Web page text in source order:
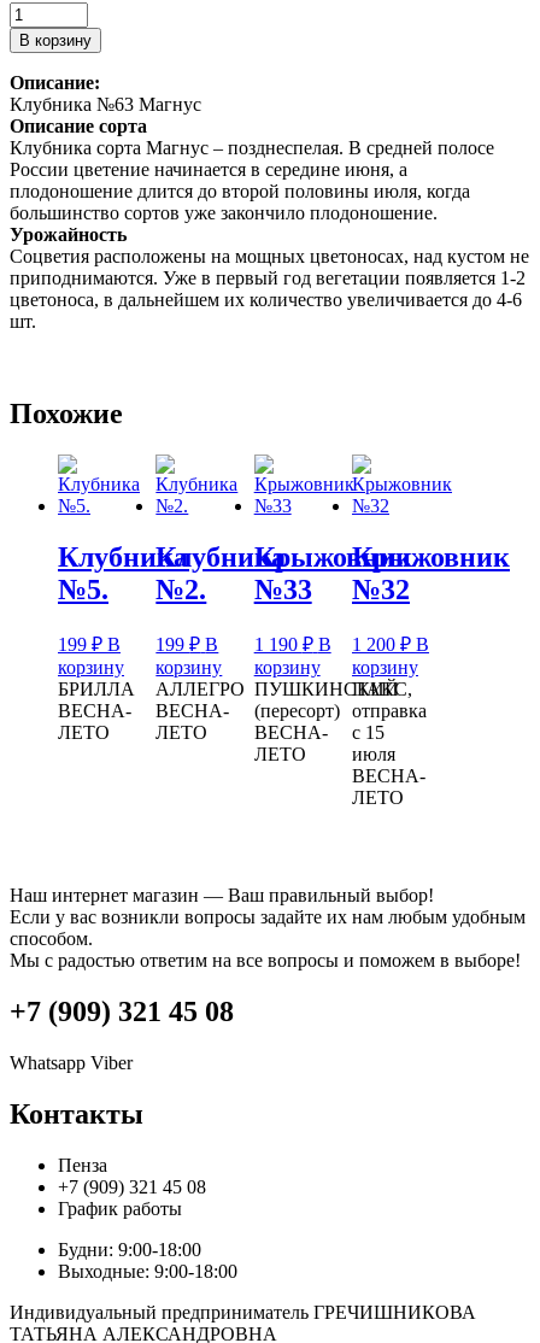
Количество
товара
Клубника
№63
В корзину
Описание:
Клубника №63 Магнус
Описание сорта
Клубника сорта Магнус – позднеспелая. В средней полосе
России цветение начинается в середине июня, а
плодоношение длится до второй половины июля, когда
большинство сортов уже закончило плодоношение.
Урожайность
Соцветия расположены на мощных цветоносах, над кустом не
приподнимаются. Уже в первый год вегетации появляется 1-2
цветоноса, в дальнейшем их количество увеличивается до 4-6
шт.
Похожие
Клубника
№5.
199 ₽ В
корзину
БРИЛЛА
ВЕСНА-
ЛЕТО
Клубника
№2.
199₽ В
корзину
АЛЛЕГРО
ВЕСНА-
ЛЕТО
Крыжовник
№33
1 190 ₽ В
корзину
ПУШКИНСКИЙ
(пересорт)
ВЕСНА-
ЛЕТО
Крыжовник
№32
1 200 ₽ В
корзину
ПАКС,
отправка
с 15
июля
ВЕСНА-
ЛЕТО
Наш интернет магазин — Ваш правильный выбор!
Если у вас возникли вопросы задайте их нам любым удобным
способом.
Мы с радостью ответим на все вопросы и поможем в выборе!
+7 (909) 321 45 08
Whatsapp Viber
Контакты
Пенза
+7 (909) 321 45 08
График работы
Будни: 9:00-18:00
Выходные: 9:00-18:00
Индивидуальный предприниматель ГРЕЧИШНИКОВА
ТАТЬЯНА АЛЕКСАНДРОВНА